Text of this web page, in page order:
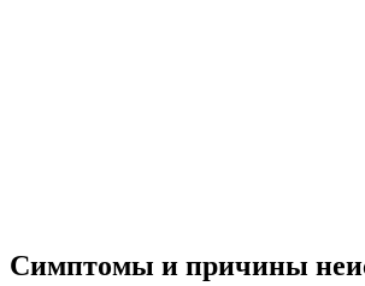
Симптомы и причины